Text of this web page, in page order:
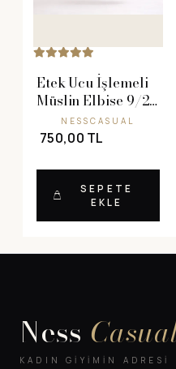
Etek Ucu İşlemeli
Müslin Elbise 9/24
NESSCASUAL
750,00 TL
SEPETE
EKLE
Ness
KADIN GIYIMIN ADRESI